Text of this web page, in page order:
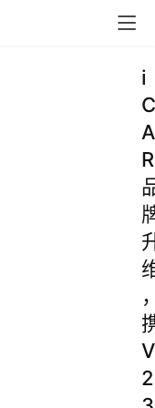
i
C
A
R
V
2